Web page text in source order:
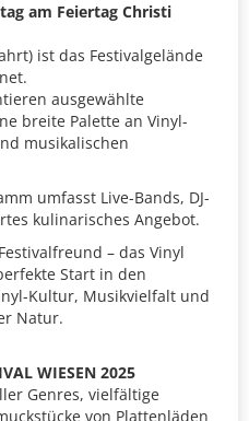
am Feiertag Christi
ist das Festivalgelände
ausgewählte
breite Palette an Vinyl-
musikalischen
umfasst Live-Bands, DJ-
kulinarisches Angebot.
– das Vinyl
Start in den
Kultur, Musikvielfalt und
Natur.
WIESEN 2025
Genres, vielfältige
von Plattenläden